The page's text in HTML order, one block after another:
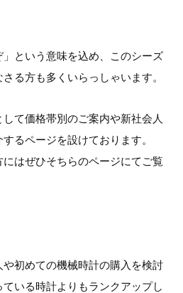
」という意味を込め、このシーズ
る方も多くいらっしゃいます。
て価格帯別のご案内や新社会人
るページを設けております。
はぜひそちらのページにてご覧
初めての機械時計の購入を検討
いる時計よりもランクアップし